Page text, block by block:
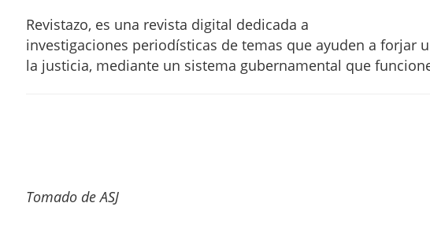
Revistazo, es una revista digital dedicada a
investigaciones periodísticas de temas que ayuden a forjar
la justicia, mediante un sistema gubernamental que
Tomado de ASJ